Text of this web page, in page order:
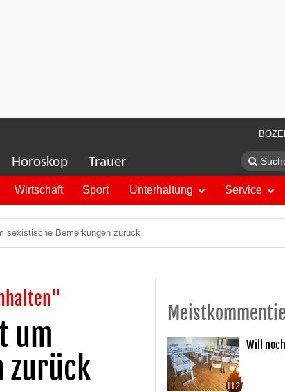
Horoskop Trauer
Wirtschaft Sport Unterhaltung Service
sexistische Bemerkungen zurück
um
zurück
112
Will